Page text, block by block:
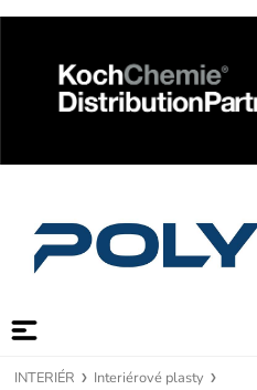
INTERIÉR Interiérové plasty